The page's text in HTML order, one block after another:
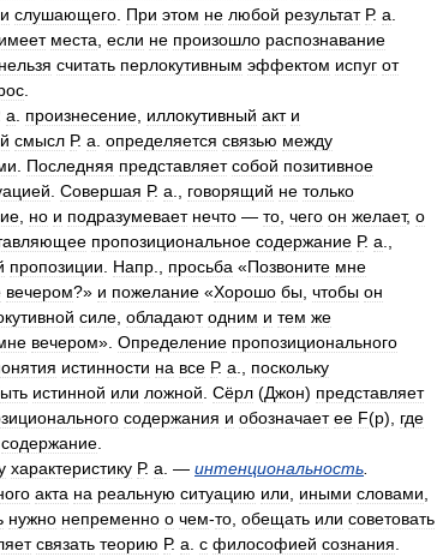
слушающего При этом не любой результат Р. а
имеет места если не произошло распознавание
нельзя считать перлокутивным эффектом испуг от
а произнесение иллокутивный акт и
смысл Р. а определяется связью между
Последняя представляет собой позитивное
Совершая Р. а говорящий не только
но и подразумевает нечто — то чего он желает, о
пропозициональное содержание Р. а
пропозиции Напр просьба «Позвоните мне
вечером?» и пожелание «Хорошо бы чтобы он
силе обладают одним и тем же
вечером». Определение пропозиционального
истинности на все Р. а
поскольку
истинной или ложной Сёрл (Джон) представляет
содержания и обозначает ее F(p), где
содержание
характеристику Р. а . — интенциональность
акта на реальную ситуацию или иными словами
нужно непременно о чем-то обещать или советовать
связать теорию Р. а с философией сознания